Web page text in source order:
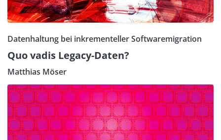
Datenhaltung bei inkrementeller Softwaremigration
Quo vadis Legacy-Daten?
Matthias Möser